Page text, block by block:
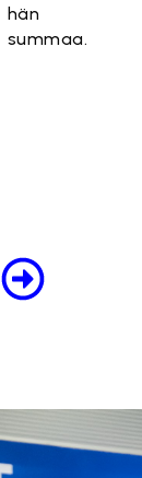
hän
summaa.